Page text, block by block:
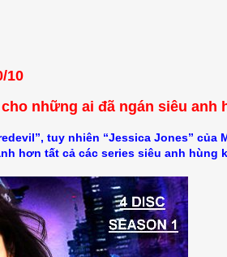
10
những ai đã ngán siêu anh
tuy nhiên “Jessica Jones” của
hơn tất cả các series siêu anh hùng